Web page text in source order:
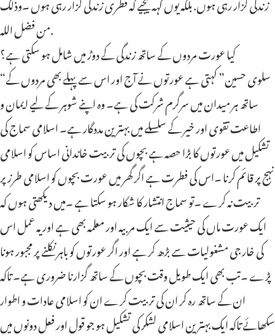
من فضل الله.
کیا عورت مردوں کے ساتھ زندگی کے دوڑ میں شامل ہو سکتی ہے؟
“سلوی حسین” کہتی ہے عورتوں نے آج اور اس سے پہلے بھی مردوں کے
ساتھ ہر میدان میں سرگرم شرکت کی ہے۔ وہ اپنے شوہر کے لیے ایمان و
اطاعت تقوی اور خیر کے سلسلے میں بہترین مددگار ہے۔ اسلامی سماج کی
تشکیل میں عورتوں کا بڑا حصہ ہے بچوں کی تربیت خاندانی اساس کو اسلامی
نہج پر قائم کرنا ۔اس کی فطرت ہے اگر گھر میں عورت بچوں کو اسلامی طرز پر
تربیت نہ کرے ۔تو سماج انتشار کا شکار ہو سکتا ہے ۔میں دیکھتی ہوں کہ
ایک عورت ماں کی حیثیت سے ایک مربیہ اور معلمہ بھی ہے اور یہ عمل اس
کی خار جی مشغولیات سے بڑھ کر ہے اور اگر عورتوں کو باہر نکلنے پر مجبور ہونا
پڑے ۔تب بھی ایک طویل وقت بچوں کے ساتھ گزارنا ضروری ہے۔ تاکہ
ان کے ساتھ رہ کر ان کی تربیت کرے ان کو اسلامی عادات و اطوار
سکھائے تاکہ ایک بہترین اسلامی لشکر کی تشکیل ہو جو قول اور فعل دونوں میں